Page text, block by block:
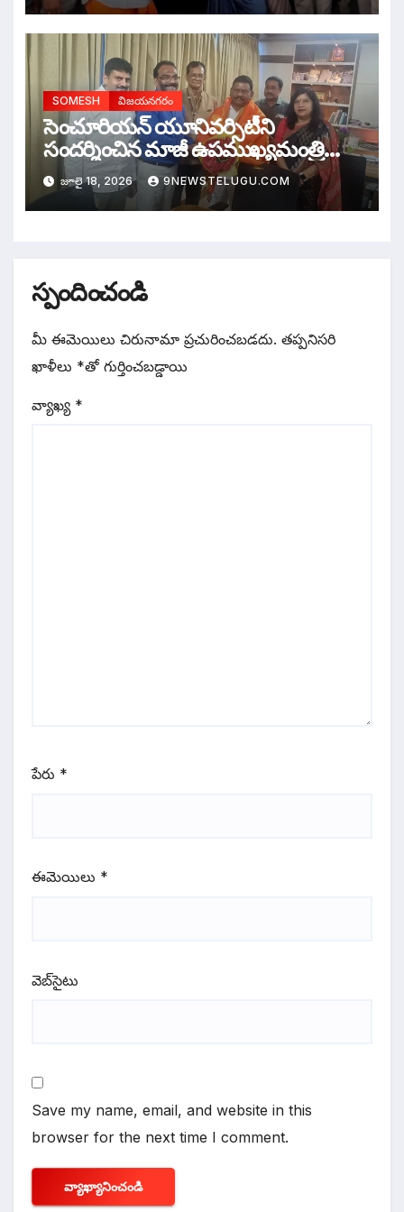
SOMESH విజయనగరం
సెంచూరియన్ యూనివర్సిటీని
సందర్శించిన మాజీ ఉపముఖ్యమంత్రి
రాజన్నదొర
జూలై 18, 2026 9NEWSTELUGU.COM
స్పందించండి
మీ ఈమెయిలు చిరునామా ప్రచురించబడదు. తప్పనిసరి
ఖాళీలు *‌తో గుర్తించబడ్డాయి
వ్యాఖ్య *
పేరు *
ఈమెయిలు *
వెబ్‌సైటు
Save my name, email, and website in this
browser for the next time I comment.